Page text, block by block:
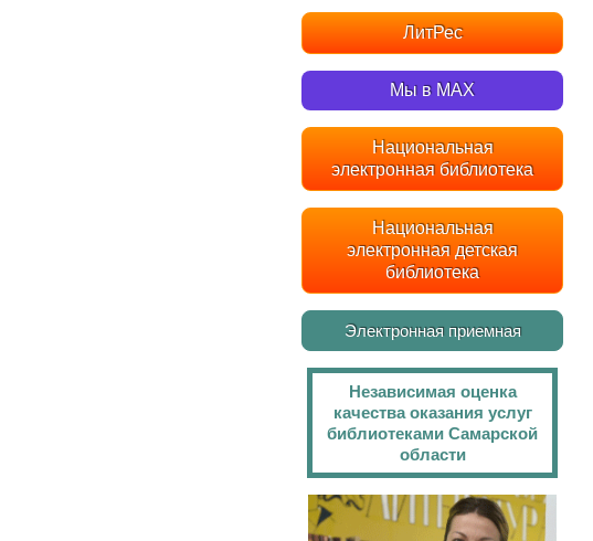
ЛитРес
Мы в MAX
Национальная
электронная библиотека
Национальная
электронная детская
библиотека
Электронная приемная
Независимая оценка
качества оказания услуг
библиотеками Самарской
области